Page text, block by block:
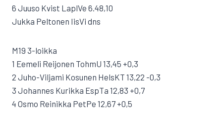
6 Juuso Kvist LaplVe 6.48,10
Jukka Peltonen IisVi dns
M19 3-loikka
1 Eemeli Reijonen TohmU 13,45 +0,3
2 Juho-Viljami Kosunen HelsKT 13,22 -0,3
3 Johannes Kurikka EspTa 12,83 +0,7
4 Osmo Reinikka PetPe 12,67 +0,5